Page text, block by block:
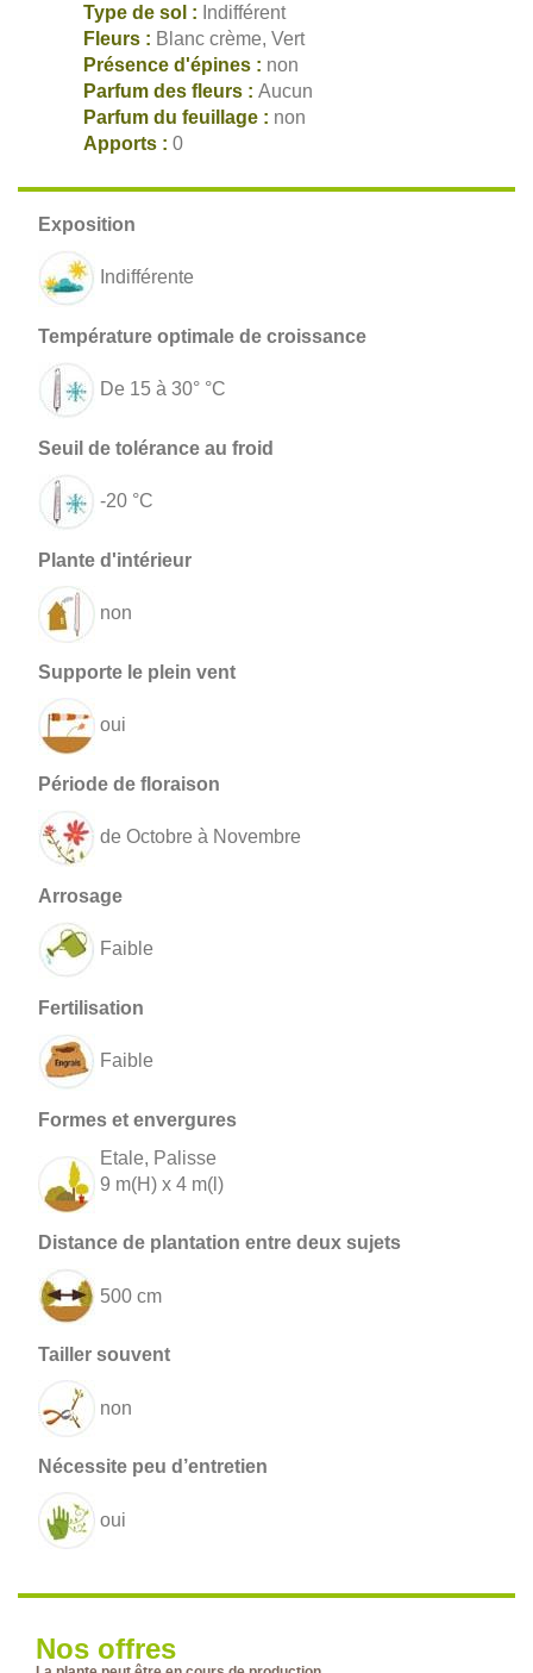
Type de sol : Indifférent
Fleurs : Blanc crème, Vert
Présence d'épines : non
Parfum des fleurs : Aucun
Parfum du feuillage : non
Apports : 0
Indifférente
De 15 à 30° °C
-20 °C
non
oui
de Octobre à Novembre
Faible
Faible
Etale, Palisse
9 m(H) x 4 m(l)
500 cm
non
oui
Nos offres